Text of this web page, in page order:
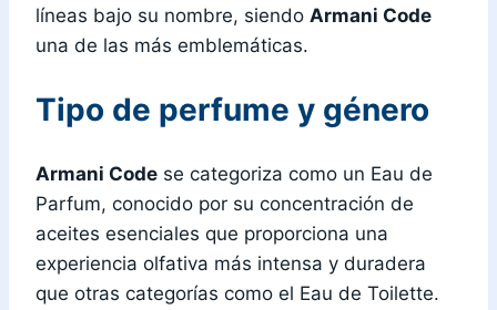
líneas bajo su nombre, siendo Armani Code
una de las más emblemáticas.
Tipo de perfume y género
Armani Code se categoriza como un Eau de
Parfum, conocido por su concentración de
aceites esenciales que proporciona una
experiencia olfativa más intensa y duradera
que otras categorías como el Eau de Toilette.